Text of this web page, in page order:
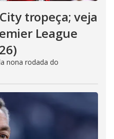
tropeça; veja
League
nona rodada do